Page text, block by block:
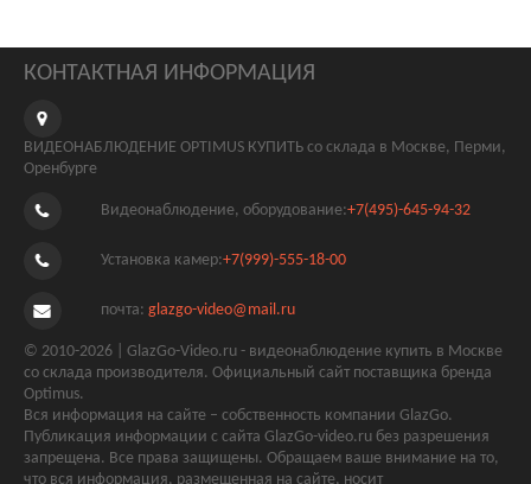
КОНТАКТНАЯ ИНФОРМАЦИЯ
ВИДЕОНАБЛЮДЕНИЕ OPTIMUS КУПИТЬ со склада в Москве, Перми,
Оренбурге
Видеонаблюдение, оборудование:+7(495)-645-94-32
Установка камер:+7(999)-555-18-00
почта: glazgo-video@mail.ru
© 2010-2026 | GlazGo-Video.ru - видеонаблюдение купить в Москве
со склада производителя. Официальный сайт поставщика бренда
Optimus.
Вся информация на сайте – собственность компании GlazGo.
Публикация информации с сайта GlazGo-video.ru без разрешения
запрещена. Все права защищены. Обращаем ваше внимание на то,
что вся информация, размещенная на сайте, носит